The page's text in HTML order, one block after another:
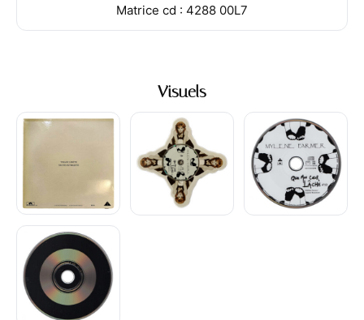
Matrice cd : 4288 00L7
Visuels